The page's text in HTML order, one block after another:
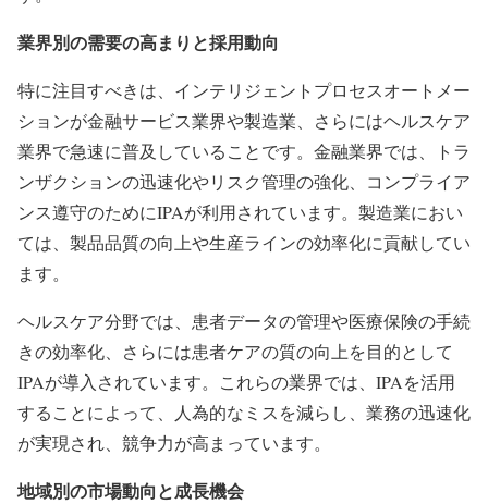
業界別の需要の高まりと採用動向
特に注目すべきは、インテリジェントプロセスオートメー
ションが金融サービス業界や製造業、さらにはヘルスケア
業界で急速に普及していることです。金融業界では、トラ
ンザクションの迅速化やリスク管理の強化、コンプライア
ンス遵守のためにIPAが利用されています。製造業におい
ては、製品品質の向上や生産ラインの効率化に貢献してい
ます。
ヘルスケア分野では、患者データの管理や医療保険の手続
きの効率化、さらには患者ケアの質の向上を目的として
IPAが導入されています。これらの業界では、IPAを活用
することによって、人為的なミスを減らし、業務の迅速化
が実現され、競争力が高まっています。
地域別の市場動向と成長機会